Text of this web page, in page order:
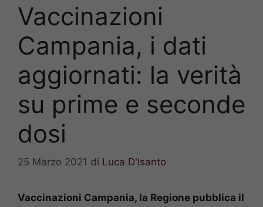
Vaccinazioni
Campania, i dati
aggiornati: la verità
su prime e seconde
dosi
25 Marzo 2021 di Luca D'Isanto
Vaccinazioni Campania, la Regione pubblica il